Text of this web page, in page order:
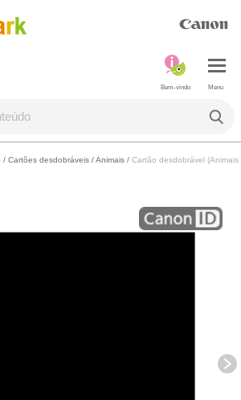
Menu
Bem-vindo
/ Cartões desdobráveis /Animais / Cartão desdobrável (Animais